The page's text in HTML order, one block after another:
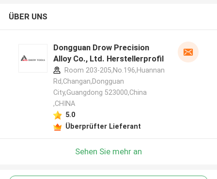
ÜBER UNS
Dongguan Drow Precision
Alloy Co., Ltd. Herstellerprofil
Room 203-205,No.196,Huannan
Rd,Changan,Dongguan
City,Guangdong 523000,China
,CHINA
5.0
Überprüfter Lieferant
Sehen Sie mehr an